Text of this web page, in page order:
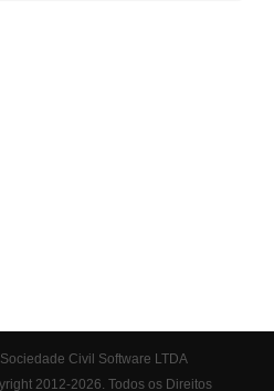
Civil Software LTDA
2012-2026. Todos os Direitos